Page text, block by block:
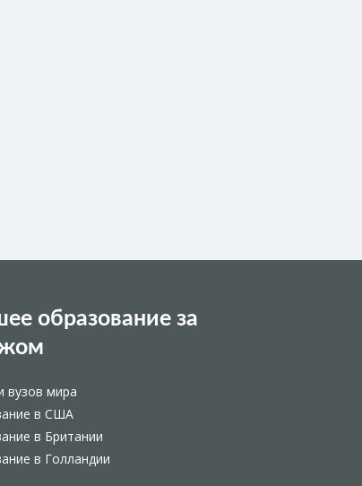
образование за
вузов мира
в США
в Британии
в Голландии